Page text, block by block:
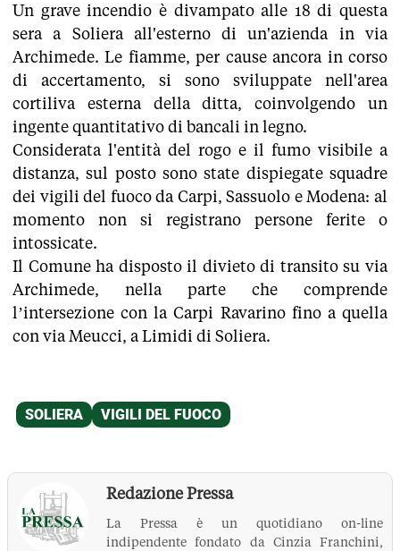
Un grave incendio è divampato alle 18 di questa
sera a Soliera all'esterno di un'azienda in via
Archimede. ​Le fiamme, per cause ancora in corso
di accertamento, si sono sviluppate nell'area
cortiliva esterna della ditta, coinvolgendo un
ingente quantitativo di bancali in legno.
​Considerata l'entità del rogo e il fumo visibile a
distanza, sul posto sono state dispiegate squadre
dei vigili del fuoco da Carpi, Sassuolo e Modena: al
momento non si registrano persone ferite o
intossicate.
Il Comune ha disposto il divieto di transito su via
Archimede, nella parte che comprende
l’intersezione con la Carpi Ravarino fino a quella
con via Meucci, a Limidi di Soliera.
Redazione Pressa
La Pressa è un quotidiano on-line
indipendente fondato da Cinzia Franchini,